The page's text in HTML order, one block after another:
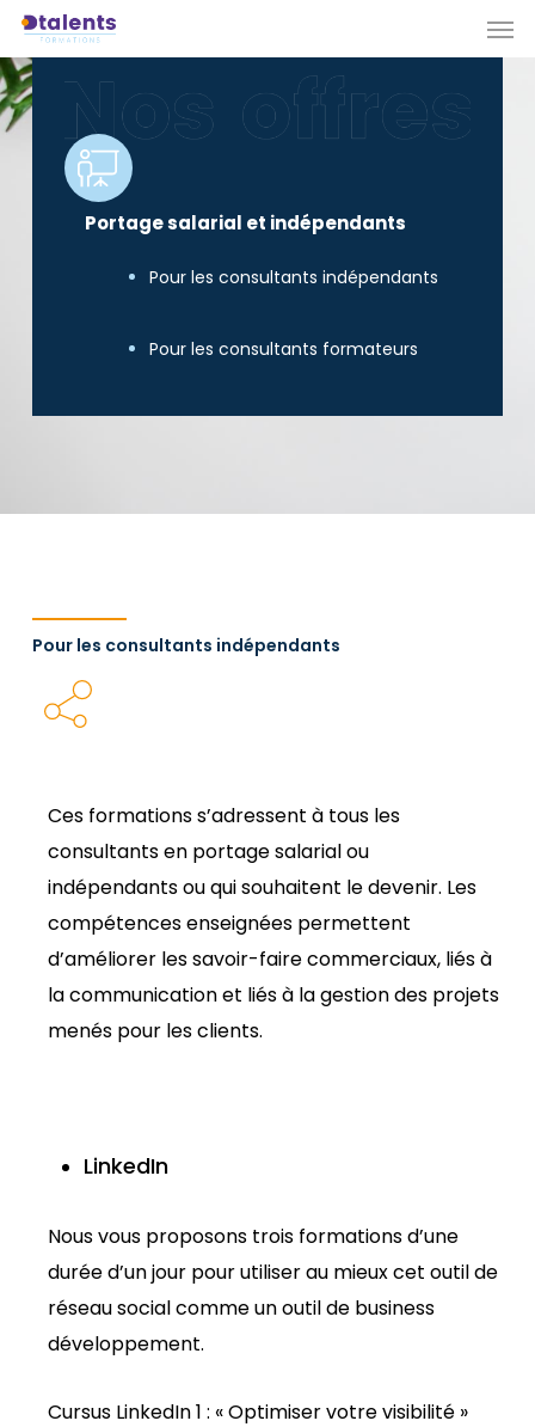
Skip
to
main
content
Portage salarial et indépendants
Pour les consultants indépendants
Pour les consultants formateurs
Pour les consultants indépendants
Ces formations s’adressent à tous les
consultants en portage salarial ou
indépendants ou qui souhaitent le devenir. Les
compétences enseignées permettent
d’améliorer les savoir-faire commerciaux, liés à
la communication et liés à la gestion des projets
menés pour les clients.
LinkedIn
Nous vous proposons trois formations d’une
durée d’un jour pour utiliser au mieux cet outil de
réseau social comme un outil de business
développement.
Cursus LinkedIn 1 : « Optimiser votre visibilité »